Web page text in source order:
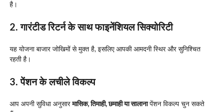
है।
2. गारंटीड रिटर्न के साथ फाइनेंशियल सिक्योरिटी
यह योजना बाजार जोखिमों से मुक्त है, इसलिए आपकी आमदनी स्थिर और सुनिश्चित
रहती है।
3. पेंशन के लचीले विकल्प
आप अपनी सुविधा अनुसारमासिक, तिमाही, छमाही या सालानापेंशन विकल्प चुन सकते